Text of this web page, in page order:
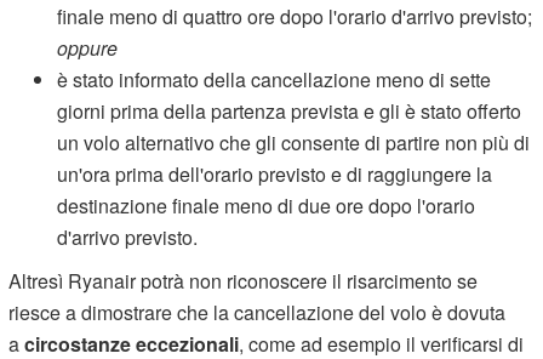
finale meno di quattro ore dopo l'orario d'arrivo previsto;
oppure
è stato informato della cancellazione meno di sette
giorni prima della partenza prevista e gli è stato offerto
un volo alternativo che gli consente di partire non più di
un'ora prima dell'orario previsto e di raggiungere la
destinazione finale meno di due ore dopo l'orario
d'arrivo previsto.
Altresì Ryanair potrà non riconoscere il risarcimento se
riesce a dimostrare che la cancellazione del volo è dovuta
acircostanze eccezionali, come ad esempio il verificarsi di